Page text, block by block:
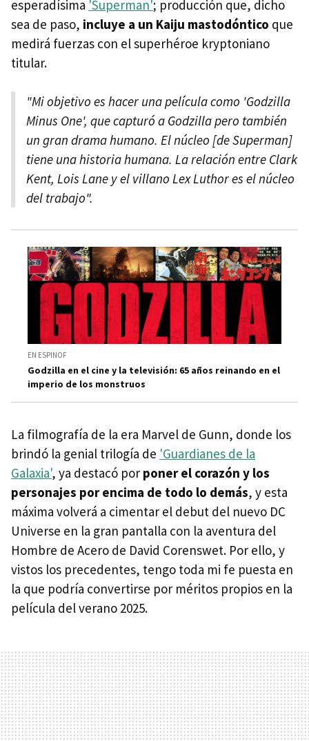
esperadísima 'Superman'; producción que, dicho
sea de paso, incluye a un Kaiju mastodóntico que
medirá fuerzas con el superhéroe kryptoniano
titular.
"Mi objetivo es hacer una película como 'Godzilla
Minus One', que capturó a Godzilla pero también
un gran drama humano. El núcleo [de Superman]
tiene una historia humana. La relación entre Clark
Kent, Lois Lane y el villano Lex Luthor es el núcleo
del trabajo".
EN ESPINOF
Godzilla en el cine y la televisión: 65 años reinando en el
imperio de los monstruos
La filmografía de la era Marvel de Gunn, donde los
brindó la genial trilogía de 'Guardianes de la
Galaxia', ya destacó por poner el corazón y los
personajes por encima de todo lo demás, y esta
máxima volverá a cimentar el debut del nuevo DC
Universe en la gran pantalla con la aventura del
Hombre de Acero de David Corenswet. Por ello, y
vistos los precedentes, tengo toda mi fe puesta en
la que podría convertirse por méritos propios en la
película del verano 2025.